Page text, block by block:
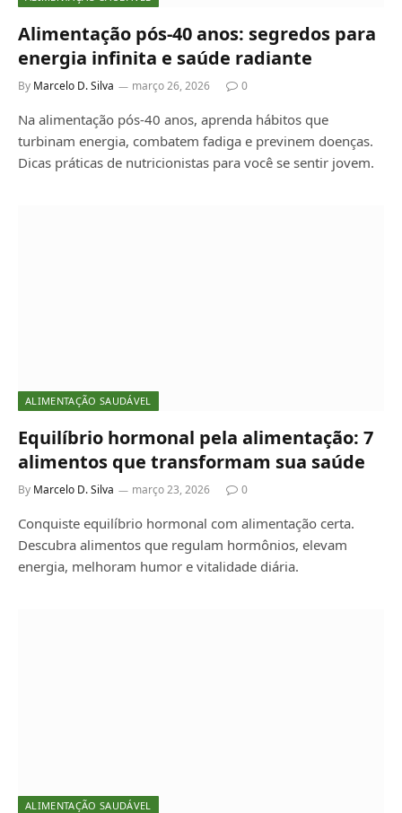
Alimentação pós-40 anos: segredos para
energia infinita e saúde radiante
By Marcelo D. Silva março 26, 2026 0
Na alimentação pós-40 anos, aprenda hábitos que
turbinam energia, combatem fadiga e previnem doenças.
Dicas práticas de nutricionistas para você se sentir jovem.
ALIMENTAÇÃO SAUDÁVEL
Equilíbrio hormonal pela alimentação: 7
alimentos que transformam sua saúde
By Marcelo D. Silva março 23, 2026 0
Conquiste equilíbrio hormonal com alimentação certa.
Descubra alimentos que regulam hormônios, elevam
energia, melhoram humor e vitalidade diária.
ALIMENTAÇÃO SAUDÁVEL